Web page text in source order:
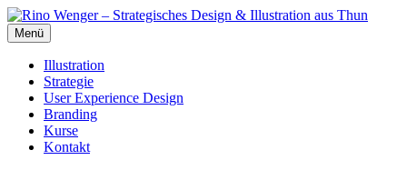
Menü
Illustration
Strategie
User Experience Design
Branding
Kurse
Kontakt